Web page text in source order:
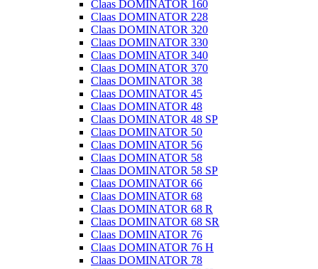
Claas DOMINATOR 160
Claas DOMINATOR 228
Claas DOMINATOR 320
Claas DOMINATOR 330
Claas DOMINATOR 340
Claas DOMINATOR 370
Claas DOMINATOR 38
Claas DOMINATOR 45
Claas DOMINATOR 48
Claas DOMINATOR 48 SP
Claas DOMINATOR 50
Claas DOMINATOR 56
Claas DOMINATOR 58
Claas DOMINATOR 58 SP
Claas DOMINATOR 66
Claas DOMINATOR 68
Claas DOMINATOR 68 R
Claas DOMINATOR 68 SR
Claas DOMINATOR 76
Claas DOMINATOR 76 H
Claas DOMINATOR 78